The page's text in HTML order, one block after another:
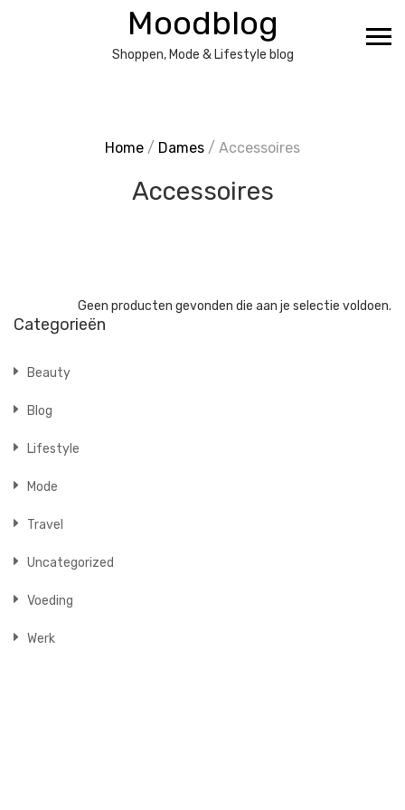
Moodblog
Shoppen, Mode & Lifestyle blog
Home / Dames / Accessoires
Accessoires
Geen producten gevonden die aan je selectie voldoen.
Categorieën
Beauty
Blog
Lifestyle
Mode
Travel
Uncategorized
Voeding
Werk